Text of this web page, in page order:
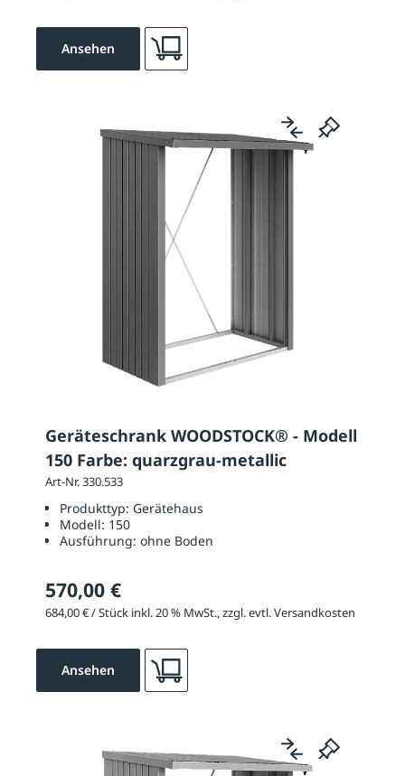
Ansehen
Geräteschrank WOODSTOCK® - Modell
150 Farbe: quarzgrau-metallic
Art-Nr. 330.533
Produkttyp: Gerätehaus
Modell: 150
Ausführung: ohne Boden
570,00 €
684,00 € / Stück inkl. 20 % MwSt., zzgl. evtl. Versandkosten
Ansehen